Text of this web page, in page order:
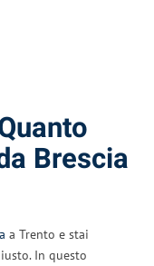
Brescia
a Trento e stai
In questo